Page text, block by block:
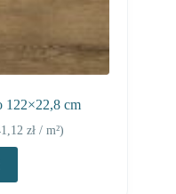
122×22,8 cm
zł/ m²)